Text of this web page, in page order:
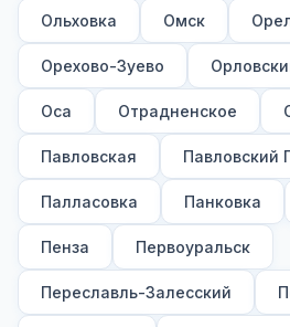
Ольховка Омск
Орехово-Зуево
Оса Отрадненское
Павловская Павловский
Палласовка Панковка
Пенза Первоуральск
Переславль-Залесский